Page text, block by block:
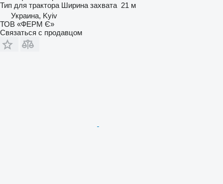
Тип для трактора Ширина захвата 21 м
Украина, Kyiv
ТОВ «ФЕРМ Є»
Связаться с продавцом